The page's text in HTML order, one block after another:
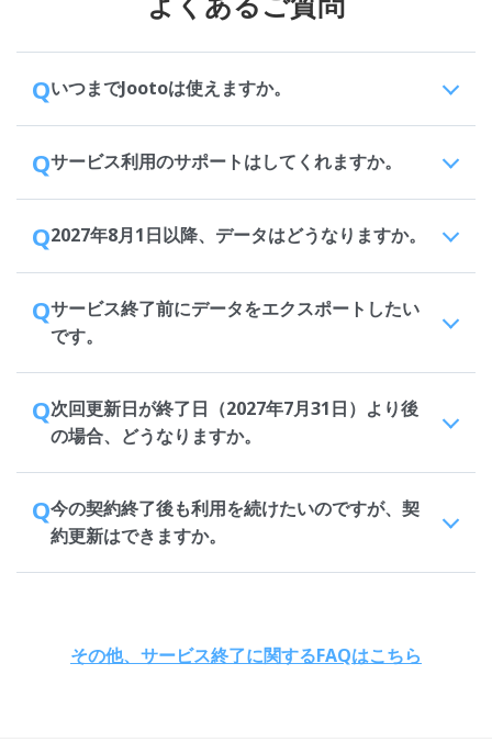
QいつまでJootoは使えますか。
Qサービス利用のサポートはしてくれますか。
Q2027年8月1日以降、データはどうなりますか。
Qサービス終了前にデータをエクスポートしたい
です。
Q次回更新日が終了日（2027年7月31日）より後
の場合、どうなりますか。
Q今の契約終了後も利用を続けたいのですが、契
約更新はできますか。
その他、サービス終了に関するFAQはこちら